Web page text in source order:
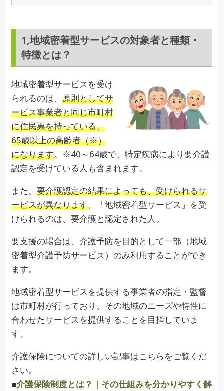
1,地域密着型サービスの対象者と種類・
特徴とは？
地域密着型サービスを受け
られるのは、原則としてサ
ービス事業者と同じ市町村
に住民票を持っている、
65歳以上の高齢者（※）
になります。※40～64歳で、特定疾病により要介護
認定を受けている人も含まれます。
また、要介護認定の結果によっても、受けられるサ
ービスが異なります。「地域密着型サービス」を受
けられるのは、要介護と認定された人。
要支援の場合は、介護予防を目的として一部（地域
密着型介護予防サービス）のみ利用することができ
ます。
地域密着型サービスを提供する事業者の指定・監督
は市町村が行っており、その地域のニーズや特性に
合わせたサービスを提供することを目指していま
す。
介護保険についての詳しい記事はこちらをご覧くだ
さい。
■介護保険制度とは？｜その仕組みを分かりやすく解